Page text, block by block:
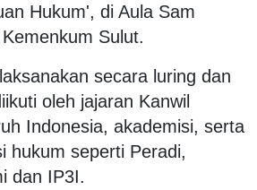
Hukum', di Aula Sam
Sulut.
secara luring dan
oleh jajaran Kanwil
Indonesia, akademisi, serta
hukum seperti Peradi,
dan IP3I.